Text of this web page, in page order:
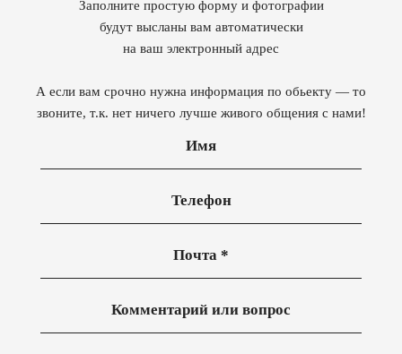
Заполните простую форму и фотографии
будут высланы вам автоматически
на ваш электронный адрес
А если вам срочно нужна информация по обьекту — то
звоните, т.к. нет ничего лучше живого общения с нами!